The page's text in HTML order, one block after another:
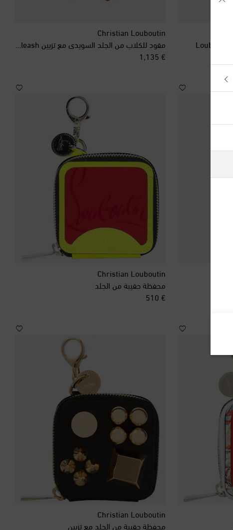
Christian Louboutin
مقود للكلاب من الجلد السويدي مع تزيين Loubileash
€ 1,135
original price
Christian Louboutin
محفظة حقيبة من الجلد
€ 510
original price
Christian Louboutin
محفظة حقيبة من الجلد مع تزيين
أنتيغوا وبربودا
إيرلندا الشمالية
إيطاليا